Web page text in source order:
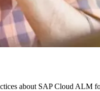
about SAP Cloud ALM